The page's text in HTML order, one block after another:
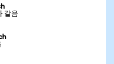
같음